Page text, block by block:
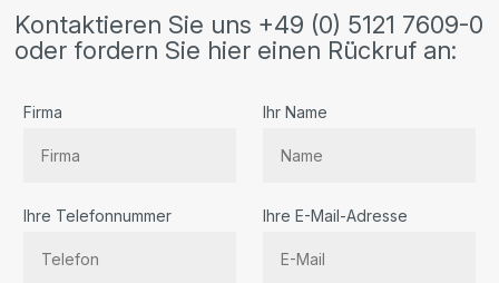
Kontaktieren Sie uns +49 (0) 5121 7609-0
oder fordern Sie hier einen Rückruf an:
Firma Ihr Name
Ihre Telefonnummer Ihre E-Mail-Adresse